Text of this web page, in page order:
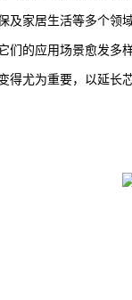
及家居生活等多个领
们的应用场景愈发多
得尤为重要，以延长